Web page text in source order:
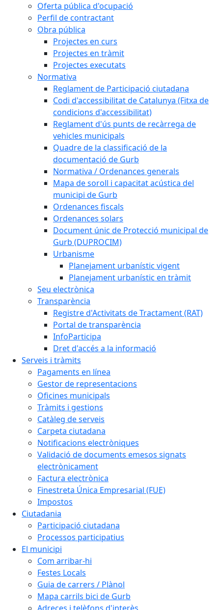
Oferta pública d'ocupació
Perfil de contractant
Obra pública
Projectes en curs
Projectes en tràmit
Projectes executats
Normativa
Reglament de Participació ciutadana
Codi d'accessibilitat de Catalunya (Fitxa de
condicions d'accessibilitat)
Reglament d'ús punts de recàrrega de
vehicles municipals
Quadre de la classificació de la
documentació de Gurb
Normativa / Ordenances generals
Mapa de soroll i capacitat acústica del
municipi de Gurb
Ordenances fiscals
Ordenances solars
Document únic de Protecció municipal de
Gurb (DUPROCIM)
Urbanisme
Planejament urbanístic vigent
Planejament urbanístic en tràmit
Seu electrònica
Transparència
Registre d'Activitats de Tractament (RAT)
Portal de transparència
InfoParticipa
Dret d'accés a la informació
Serveis i tràmits
Pagaments en línea
Gestor de representacions
Oficines municipals
Tràmits i gestions
Catàleg de serveis
Carpeta ciutadana
Notificacions electròniques
Validació de documents emesos signats
electrònicament
Factura electrònica
Finestreta Única Empresarial (FUE)
Impostos
Ciutadania
Participació ciutadana
Processos participatius
El municipi
Com arribar-hi
Festes Locals
Guia de carrers / Plànol
Mapa carrils bici de Gurb